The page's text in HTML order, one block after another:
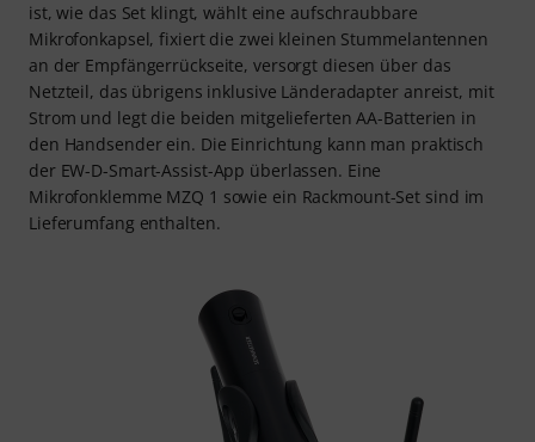
ist, wie das Set klingt, wählt eine aufschraubbare
Mikrofonkapsel, fixiert die zwei kleinen Stummelantennen
an der Empfängerrückseite, versorgt diesen über das
Netzteil, das übrigens inklusive Länderadapter anreist, mit
Strom und legt die beiden mitgelieferten AA-Batterien in
den Handsender ein. Die Einrichtung kann man praktisch
der EW-D-Smart-Assist-App überlassen. Eine
Mikrofonklemme MZQ 1 sowie ein Rackmount-Set sind im
Lieferumfang enthalten.